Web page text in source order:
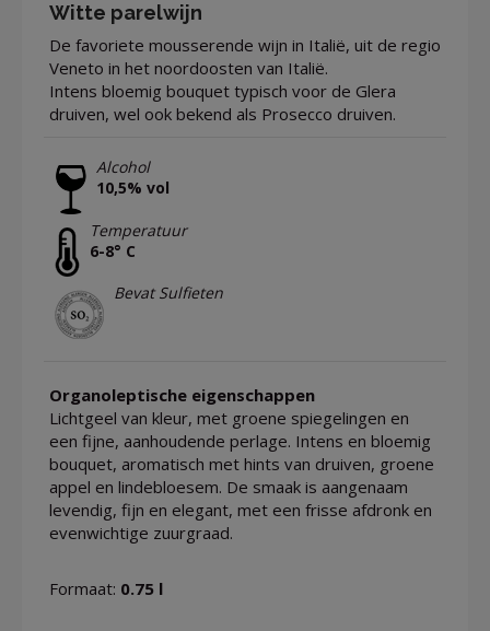
Witte parelwijn
De favoriete mousserende wijn in Italië, uit de regio
Veneto in het noordoosten van Italië.
Intens bloemig bouquet typisch voor de Glera
druiven, wel ook bekend als Prosecco druiven.
Alcohol
10,5% vol
Temperatuur
6-8° C
Bevat Sulfieten
Organoleptische eigenschappen
Lichtgeel van kleur, met groene spiegelingen en
een fijne, aanhoudende perlage. Intens en bloemig
bouquet, aromatisch met hints van druiven, groene
appel en lindebloesem. De smaak is aangenaam
levendig, fijn en elegant, met een frisse afdronk en
evenwichtige zuurgraad.
Formaat: 0.75 l